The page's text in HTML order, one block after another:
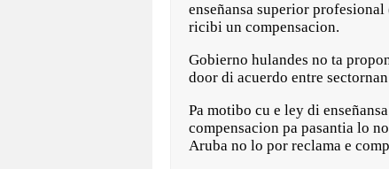
enseñansa superior
ricibi un compensacion.
Gobierno hulandes no ta
door di acuerdo entre
Pa motibo cu e ley di
compensacion pa pasantia lo
Aruba no lo por reclama e